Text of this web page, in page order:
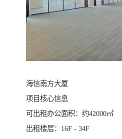
海信南方大厦
项目核心信息
可出租办公面积：约42000㎡
出租楼层：16F - 34F